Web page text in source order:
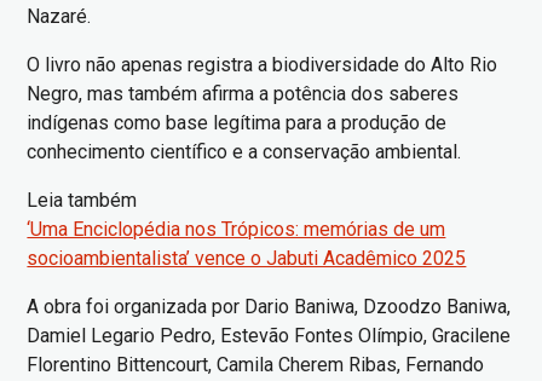
Nazaré.
O livro não apenas registra a biodiversidade do Alto Rio
Negro, mas também afirma a potência dos saberes
indígenas como base legítima para a produção de
conhecimento científico e a conservação ambiental.
Leia também
‘Uma Enciclopédia nos Trópicos: memórias de um
socioambientalista’ vence o Jabuti Acadêmico 2025
A obra foi organizada por Dario Baniwa, Dzoodzo Baniwa,
Damiel Legario Pedro, Estevão Fontes Olímpio, Gracilene
Florentino Bittencourt, Camila Cherem Ribas, Fernando